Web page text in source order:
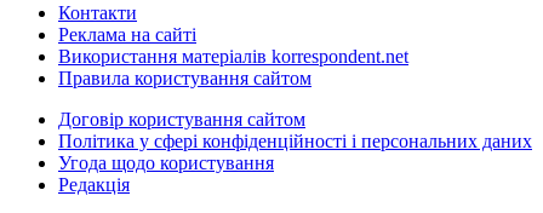
Контакти
Реклама на сайті
Використання матеріалів korrespondent.net
Правила користування сайтом
Договір користування сайтом
Політика у сфері конфіденційності і персональних даних
Угода щодо користування
Редакція